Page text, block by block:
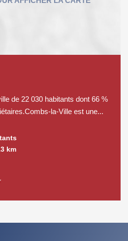
de 22 030 habitants dont 66 %
la-Ville est une...
km